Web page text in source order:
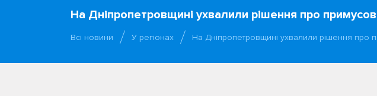
На Дніпропетровщині ухвалили рішення про
Всі новини У регіонах На Дніпропетровщині ухвалили рішення про